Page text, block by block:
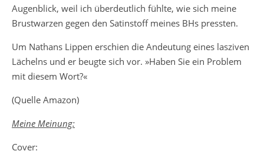
Augenblick, weil ich überdeutlich fühlte, wie sich meine
Brustwarzen gegen den Satinstoff meines BHs pressten.
Um Nathans Lippen erschien die Andeutung eines lasziven
Lächelns und er beugte sich vor. »Haben Sie ein Problem
mit diesem Wort?«
(Quelle Amazon)
Meine Meinung:
Cover: